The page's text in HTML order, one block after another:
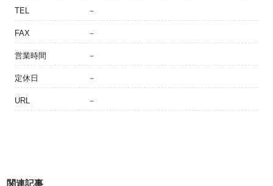
TEL －
FAX －
営業時間 －
定休日 －
URL －
関連記事